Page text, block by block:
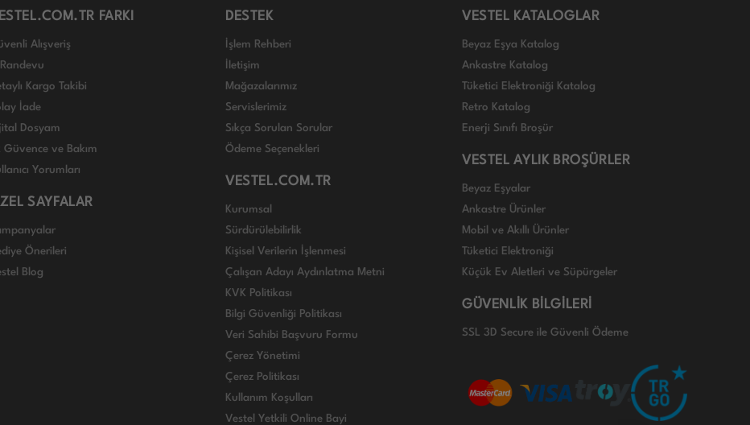
FARKI
Alışveriş
Kargo Takibi
İade
Dosyam
Güvence ve Bakım
Yorumları
SAYFALAR
Önerileri
Blog
DESTEK
İşlem Rehberi
İletişim
Mağazalarımız
Servislerimiz
Sıkça Sorulan Sorular
Ödeme Seçenekleri
VESTEL.COM.TR
Kurumsal
Sürdürülebilirlik
Kişisel Verilerin İşlenmesi
Çalışan Adayı Aydınlatma Metni
KVK Politikası
Bilgi Güvenliği Politikası
Veri Sahibi Başvuru Formu
Çerez Yönetimi
Çerez Politikası
Kullanım Koşulları
Vestel Yetkili Online Bayi
VESTEL KATALOGLAR
Beyaz Eşya Katalog
Ankastre Katalog
Tüketici Elektroniği Katalog
Retro Katalog
Enerji Sınıfı Broşür
VESTEL AYLIK BROŞÜRLER
Beyaz Eşyalar
Ankastre Ürünler
Mobil ve Akıllı Ürünler
Tüketici Elektroniği
Küçük Ev Aletleri ve Süpürgeler
GÜVENLİK BİLGİLERİ
SSL 3D Secure ile Güvenli Ödeme